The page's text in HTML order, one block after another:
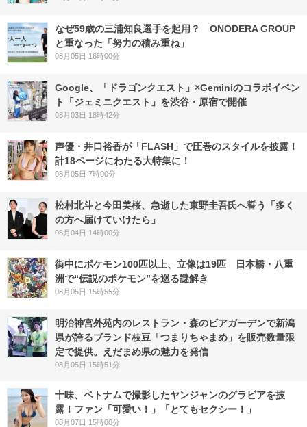
なぜ59歳の三浦知良選手を起用？ ONODERA GROUP
と重なった「努力の積み重ね」
08月05日 16時00分
Google、「ドラゴンクエスト」×Geminiのコラボイベン
ト「ジェミニクエスト」を渋谷・原宿で開催
08月03日 18時42分
声優・井口裕香が「FLASH」で圧巻のスタイルを披露！
計18ページにわたる大特集に！
08月05日 7時00分
松村北斗と今田美桜、急逝した東野圭吾氏へ誓う「多く
の方へ届けていけたら」
08月04日 14時00分
街中にポケモン100匹以上、立像は19匹 日本橋・八重
洲で“伝説のポケモン”を巡る謎解き
08月05日 15時55分
明治神宮外苑内のレストラン・森のビアガーデンで新潟
県が誇るブランド枝豆「つまりちゃまめ」を販売数量限
定で提供。えだまめ県の魅力を発信
08月05日 15時51分
十味、ベトナムで撮影したヤンジャンのグラビアを披
露！ファン「可愛い！」「とてもセクシー！」
08月07日 15時00分